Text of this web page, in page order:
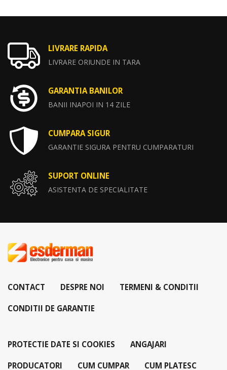
LIVRARE RAPIDA
LIVRARE ORIUNDE IN TARA
GARANTIA BANILOR
BANII INAPOI IN 14 ZILE
CUMPARA SIGUR
GARANTIE SIGURA PENTRU CUMPARATURI
SUPORT ONLINE
ASISTENTA DE SPECIALITATE
CONTACT DESPRE NOI TERMENI & CONDITII
CONDITII DE GARANTIE
PROTECTIE DATE SI COOKIES ANGAJARI
PRODUCATORI CUM CUMPAR CUM PLATESC